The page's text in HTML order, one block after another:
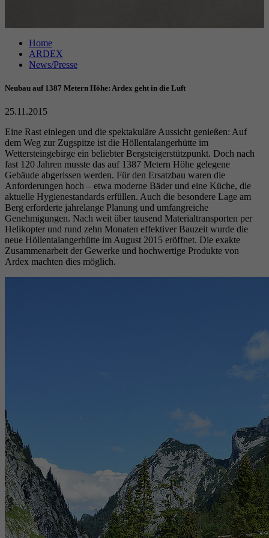
Home
ARDEX
News/Presse
Neubau auf 1387 Metern Höhe: Ardex geht in die Luft
25.11.2015
Eine Rast einlegen und die spektakuläre Aussicht genießen: Auf
dem Weg zur Zugspitze ist die Höllentalangerhütte im
Wettersteingebirge ein beliebter Bergsteigerstützpunkt. Doch nach
fast 120 Jahren musste das auf 1387 Metern Höhe gelegene
Gebäude abgerissen werden. Für den Ersatzbau waren die
Anforderungen hoch – etwa moderne Bäder und eine Küche, die
aktuelle Hygienestandards erfüllen. Auch die besondere Lage am
Berg erforderte jahrelange Planung und umfangreiche
Genehmigungen. Nach weit über tausend Materialtransporten per
Helikopter und rund zehn Monaten effektiver Bauzeit wurde die
neue Höllentalangerhütte im August 2015 eröffnet. Die exakte
Zusammenarbeit der Gewerke und hochwertige Produkte von
Ardex machten dies möglich.
Laufzeit
Zweck
(_GRECAPTCHA), wenn es zum Zweck der